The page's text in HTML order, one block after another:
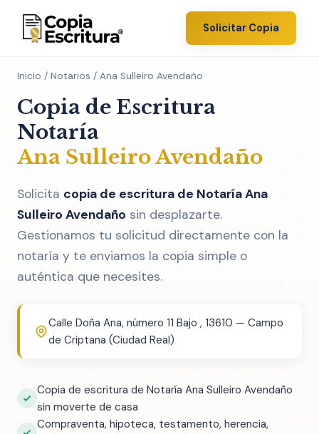
Solicitar Copia
Inicio / Notarios / Ana Sulleiro Avendaño
Copia de Escritura
Notaría
Ana Sulleiro Avendaño
Solicita copia de escritura de Notaría Ana
Sulleiro Avendaño sin desplazarte.
Gestionamos tu solicitud directamente con la
notaría y te enviamos la copia simple o
auténtica que necesites.
Calle Doña Ana, número 11 Bajo , 13610 — Campo
de Criptana (Ciudad Real)
Copia de escritura de Notaría Ana Sulleiro Avendaño
sin moverte de casa
Compraventa, hipoteca, testamento, herencia,